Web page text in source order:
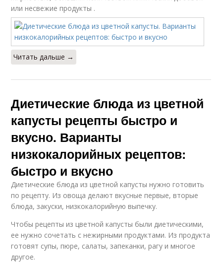
или несвежие продукты .
Читать дальше →
Диетические блюда из цветной
капусты рецепты быстро и
вкусно. Варианты
низкокалорийных рецептов:
быстро и вкусно
Диетические блюда из цветной капусты нужно готовить
по рецепту. Из овоща делают вкусные первые, вторые
блюда, закуски, низкокалорийную выпечку.
Чтобы рецепты из цветной капусты были диетическими,
ее нужно сочетать с нежирными продуктами. Из продукта
готовят супы, пюре, салаты, запеканки, рагу и многое
другое.